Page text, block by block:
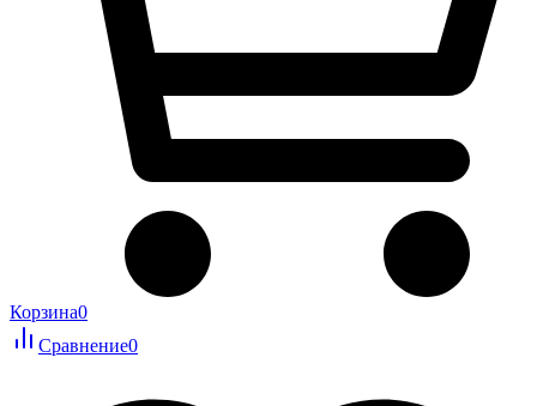
Корзина0
Сравнение0